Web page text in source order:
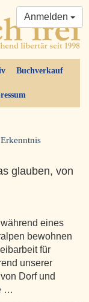
Buchverkauf
Anmelden
glauben, von
eines
bewohnen
für
unserer
Dorf und
…